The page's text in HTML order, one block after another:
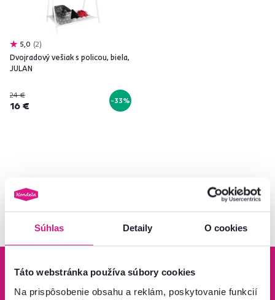
Súhlas Detaily O cookies
Táto webstránka používa súbory cookies
Na prispôsobenie obsahu a reklám, poskytovanie funkcií
5,0 2
Dvojradový vešiak s policou, biela,
JULAN
24 €
16 € -33%